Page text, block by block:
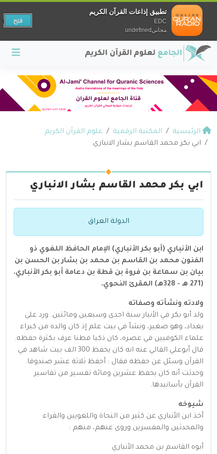
الرئيسية المكتبة الرقمية
علوم القرآن الكريم
ابي بكر محمد القاسم بشار الانباري
ابي بكر محمد القاسم بشار الانباري
الدولة العراق
ابن الأنباري (أبو بكر الأنباري) الإمام الحافظ اللغوي ذو
الفنون محمد بن القاسم بن محمد بن بشار بن الحسن بن
بيان بن سماعة بن فروة بن قطة بن دعامة أبو بكر الأنباري.
(271 هـ - 328هـ) المقرئ النحوي.
ولادته ونشأته وصفاته
ولد أبو بكر في الأنبار سنة احدى وسبعين ومائتين. ورد على
بغداد، وهو صغير، ونشأ في بيت علم إذ كان والده من كبراء
علماء الكوفيين في عصره، كان ذكيا فطنا عرف بكثرة حفظه.
قال أبوعلي القالي عنه انه كان يحفظ 300 الف بيت شاهد في
القرآن وسئل عن حفظه فقال : أحفظ ثلاثة عشر صندوقا.
وحدثت أنه كان يحفظ عشرين ومائة تفسير من تفاسير
القرآن بأسانيدها.
شيوخه
أخذ ابن الأنباري عن كثير من النحاة واللغويين والقراء
والمحدثين والمفسرين وروى عنهم، منهم :
أبوه القاسم بن محمد الأنباري
تطبيق إذاعات القرآن الكريم
EDC
مجانيundefined
فتح